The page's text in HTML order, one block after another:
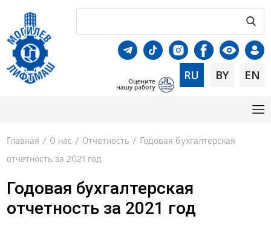
RU BY EN
Главная / О нас / Отчетность / Годовая бухгалтерская
отчетность за 2021 год
Годовая бухгалтерская
отчетность за 2021 год